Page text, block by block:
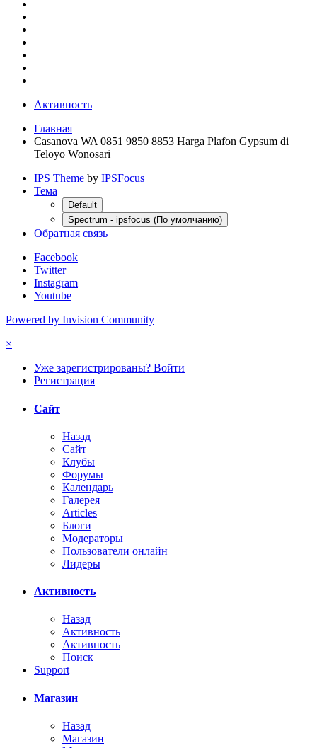
Активность
Главная
Casanova WA 0851 9850 8853 Harga Plafon Gypsum di
Teloyo Wonosari
IPS Theme by IPSFocus
Тема
Default
Spectrum - ipsfocus (По умолчанию)
Обратная связь
Facebook
Twitter
Instagram
Youtube
Powered by Invision Community
×
Уже зарегистрированы? Войти
Регистрация
Сайт
Назад
Сайт
Клубы
Форумы
Календарь
Галерея
Articles
Блоги
Модераторы
Пользователи онлайн
Лидеры
Активность
Назад
Активность
Активность
Поиск
Support
Магазин
Назад
Магазин